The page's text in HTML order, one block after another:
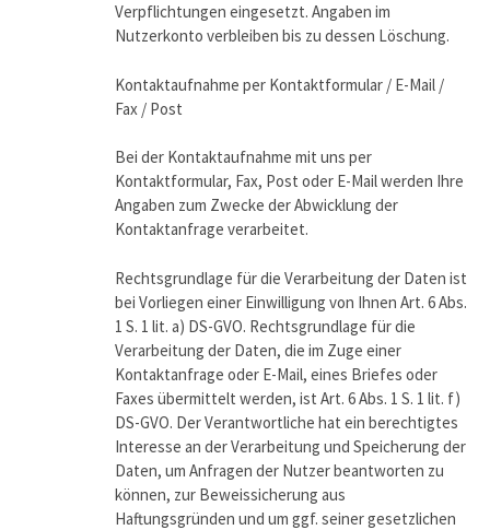
Verpflichtungen eingesetzt. Angaben im
Nutzerkonto verbleiben bis zu dessen Löschung.
Kontaktaufnahme per Kontaktformular / E-Mail /
Fax / Post
Bei der Kontaktaufnahme mit uns per
Kontaktformular, Fax, Post oder E-Mail werden Ihre
Angaben zum Zwecke der Abwicklung der
Kontaktanfrage verarbeitet.
Rechtsgrundlage für die Verarbeitung der Daten ist
bei Vorliegen einer Einwilligung von Ihnen Art. 6 Abs.
1 S. 1 lit. a) DS-GVO. Rechtsgrundlage für die
Verarbeitung der Daten, die im Zuge einer
Kontaktanfrage oder E-Mail, eines Briefes oder
Faxes übermittelt werden, ist Art. 6 Abs. 1 S. 1 lit. f)
DS-GVO. Der Verantwortliche hat ein berechtigtes
Interesse an der Verarbeitung und Speicherung der
Daten, um Anfragen der Nutzer beantworten zu
können, zur Beweissicherung aus
Haftungsgründen und um ggf. seiner gesetzlichen